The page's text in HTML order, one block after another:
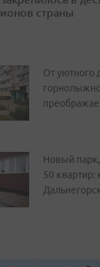
страны
От уютного
Новый
50 квартир:
Дальнегорск